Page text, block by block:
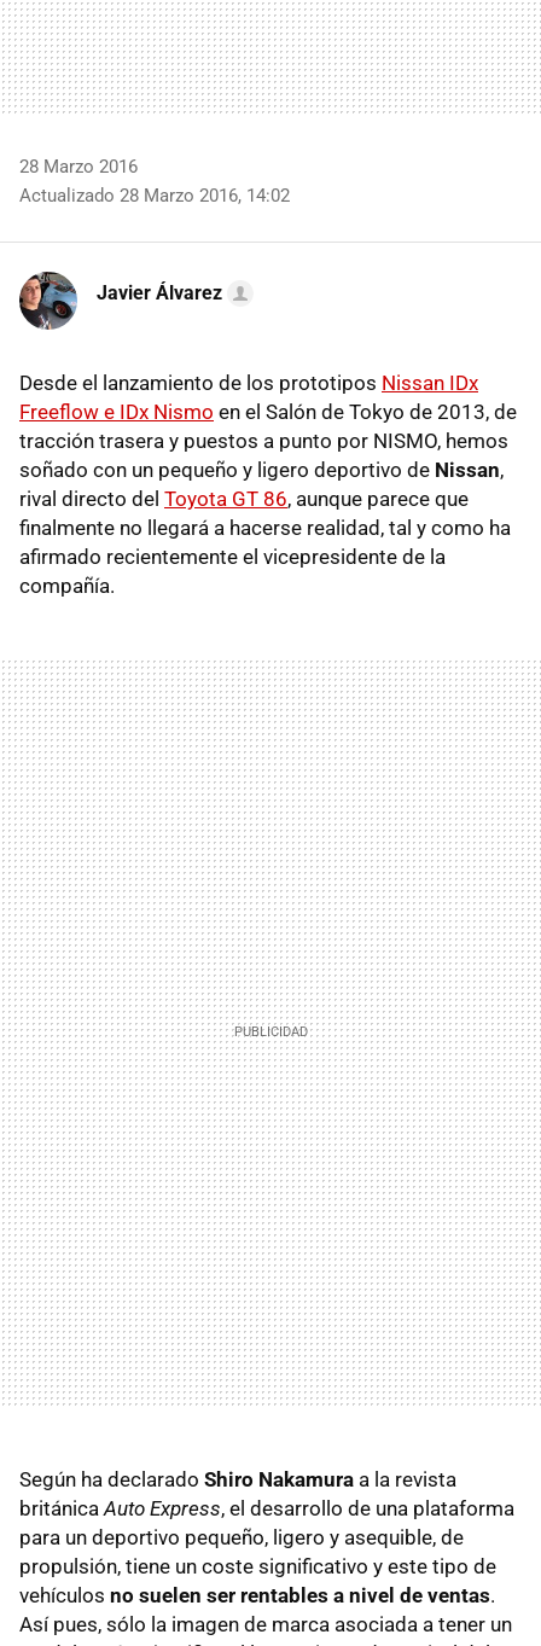
28 Marzo 2016
Actualizado 28 Marzo 2016, 14:02
Javier Álvarez
Desde el lanzamiento de los prototipos Nissan IDx
Freeflow e IDx Nismo en el Salón de Tokyo de 2013, de
tracción trasera y puestos a punto por NISMO, hemos
soñado con un pequeño y ligero deportivo de Nissan,
rival directo del Toyota GT 86, aunque parece que
finalmente no llegará a hacerse realidad, tal y como ha
afirmado recientemente el vicepresidente de la
compañía.
Según ha declarado Shiro Nakamura a la revista
británica Auto Express, el desarrollo de una plataforma
para un deportivo pequeño, ligero y asequible, de
propulsión, tiene un coste significativo y este tipo de
vehículos no suelen ser rentables a nivel de ventas.
Así pues, sólo la imagen de marca asociada a tener un